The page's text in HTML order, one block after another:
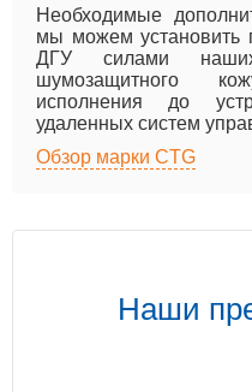
Необходимые
мы можем установить
ДГУ силами
шумозащитного
исполнения до
удаленных систем
Обзор марки CTG
Наши